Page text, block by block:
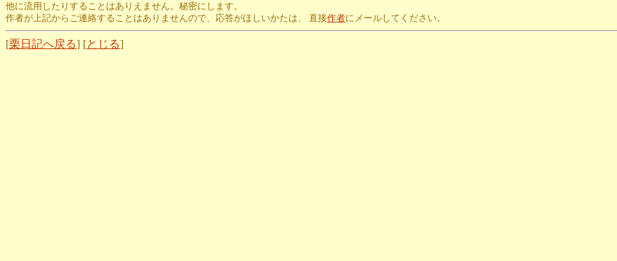
他に流用したりすることはありえません。秘密にします。
作者が上記からご連絡することはありませんので、応答がほしいかたは、 直接作者にメールしてください。
[栗日記へ戻る] [とじる]